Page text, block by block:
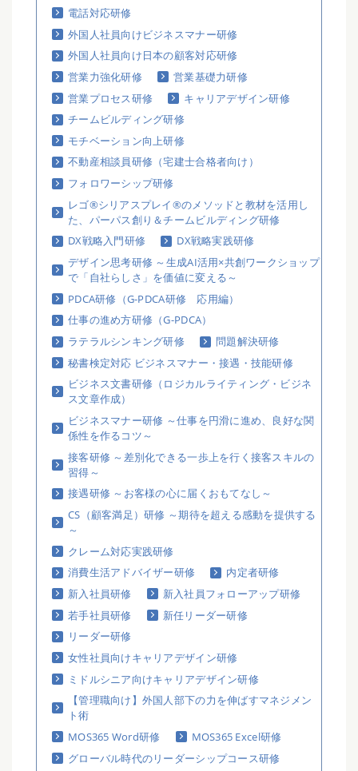
電話対応研修
外国人社員向けビジネスマナー研修
外国人社員向け日本の顧客対応研修
営業力強化研修
営業基礎力研修
営業プロセス研修
キャリアデザイン研修
チームビルディング研修
モチベーション向上研修
不動産相談員研修（宅建士合格者向け）
フォロワーシップ研修
レゴ®シリアスプレイ®のメソッドと教材を活用し
た、パーパス創り＆チームビルディング研修
DX戦略入門研修
DX戦略実践研修
デザイン思考研修 ～生成AI活用×共創ワークショップ
で「自社らしさ」を価値に変える～
PDCA研修（G-PDCA研修 応用編）
仕事の進め方研修（G-PDCA）
ラテラルシンキング研修
問題解決研修
秘書検定対応 ビジネスマナー・接遇・技能研修
ビジネス文書研修（ロジカルライティング・ビジネ
ス文章作成）
ビジネスマナー研修 ～仕事を円滑に進め、良好な関
係性を作るコツ～
接客研修 ～差別化できる一歩上を行く接客スキルの
習得～
接遇研修 ～お客様の心に届くおもてなし～
CS（顧客満足）研修 ～期待を超える感動を提供する
～
クレーム対応実践研修
消費生活アドバイザー研修
内定者研修
新入社員研修
新入社員フォローアップ研修
若手社員研修
新任リーダー研修
リーダー研修
女性社員向けキャリアデザイン研修
ミドルシニア向けキャリアデザイン研修
【管理職向け】外国人部下の力を伸ばすマネジメン
ト術
MOS365 Word研修
MOS365 Excel研修
グローバル時代のリーダーシップコース研修